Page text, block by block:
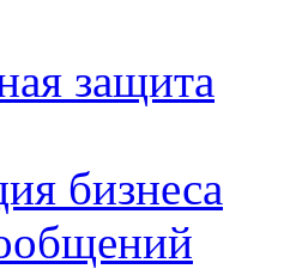
защита
бизнеса